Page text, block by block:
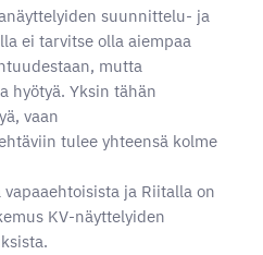
suunnittelu- ja
ei tarvitse olla aiempaa
mutta
hyötyä. Yksin tähän
vaan
tulee yhteensä kolme
ja Riitalla on
KV-näyttelyiden